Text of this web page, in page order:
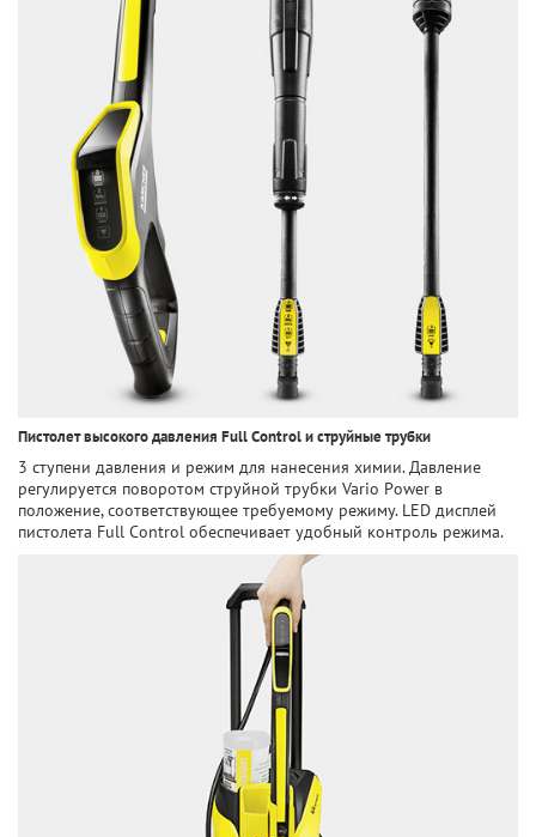
Пистолет высокого давления Full Control и струйные трубки
3 ступени давления и режим для нанесения химии. Давление
регулируется поворотом струйной трубки Vario Power в
положение, соответствующее требуемому режиму. LED дисплей
пистолета Full Control обеспечивает удобный контроль режима.